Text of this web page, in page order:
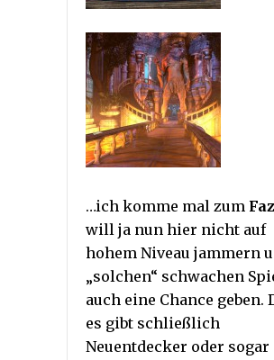
…ich komme mal zum
will ja nun hier nicht auf
hohem Niveau jammern
„solchen“ schwachen
auch eine Chance geben.
es gibt schließlich
Neuentdecker oder sogar